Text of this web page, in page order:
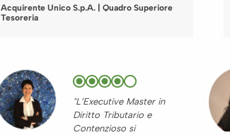
Acquirente Unico S.p.A. | Quadro Superiore
Tesoreria
"L’Executive Master in
Diritto Tributario e
Contenzioso si